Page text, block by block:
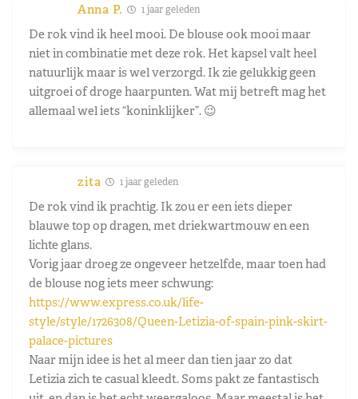
Anna P. 1 jaar geleden
De rok vind ik heel mooi. De blouse ook mooi maar
niet in combinatie met deze rok. Het kapsel valt heel
natuurlijk maar is wel verzorgd. Ik zie gelukkig geen
uitgroei of droge haarpunten. Wat mij betreft mag het
allemaal wel iets “koninklijker”. 😉
zita 1 jaar geleden
De rok vind ik prachtig. Ik zou er een iets dieper
blauwe top op dragen, met driekwartmouw en een
lichte glans.
Vorig jaar droeg ze ongeveer hetzelfde, maar toen had
de blouse nog iets meer schwung:
https://www.express.co.uk/life-
style/style/1726308/Queen-Letizia-of-spain-pink-skirt-
palace-pictures
Naar mijn idee is het al meer dan tien jaar zo dat
Letizia zich te casual kleedt. Soms pakt ze fantastisch